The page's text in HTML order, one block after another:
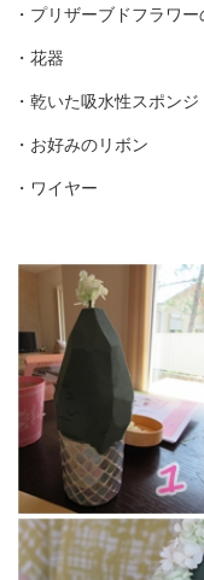
・プリザーブドフラワ
・花器
・乾いた吸水性スポンジ
・お好みのリボン
・ワイヤー